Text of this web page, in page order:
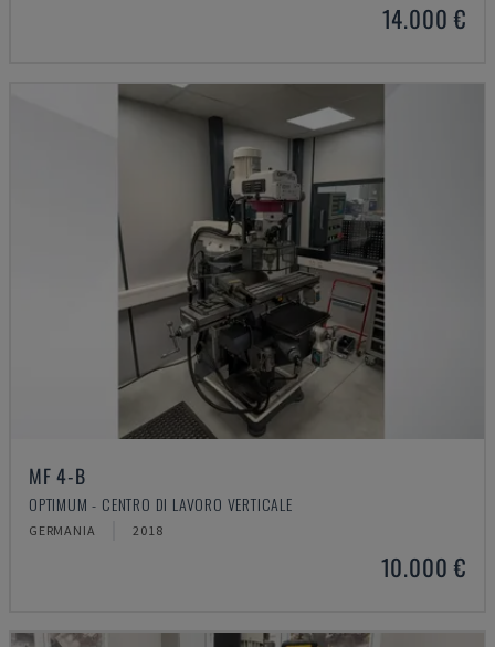
14.000 €
MF 4-B
OPTIMUM - CENTRO DI LAVORO VERTICALE
GERMANIA 2018
10.000 €